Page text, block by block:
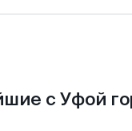
с Уфой